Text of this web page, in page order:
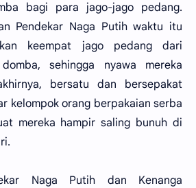
bagi para jago-jago pedang.
Pendekar Naga Putih waktu itu
keempat jago pedang dari
sehingga nyawa mereka
bersatu dan bersepakat
kelompok orang berpakaian serba
mereka hampir saling bunuh di
Naga Putih dan Kenanga